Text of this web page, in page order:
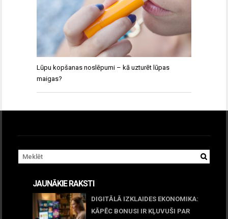
Lūpu kopšanas noslēpumi – kā uzturēt lūpas
maigas?
JAUNĀKIE RAKSTI
DIGITĀLĀ IZKLAIDES EKONOMIKA:
KĀPĒC BONUSI IR KĻUVUŠI PAR